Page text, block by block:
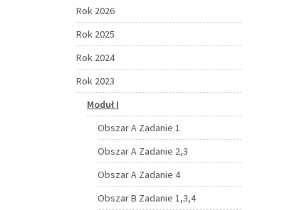
Rok 2026
Rok 2025
Rok 2024
Rok 2023
Moduł I
Obszar A Zadanie 1
Obszar A Zadanie 2,3
Obszar A Zadanie 4
Obszar B Zadanie 1,3,4